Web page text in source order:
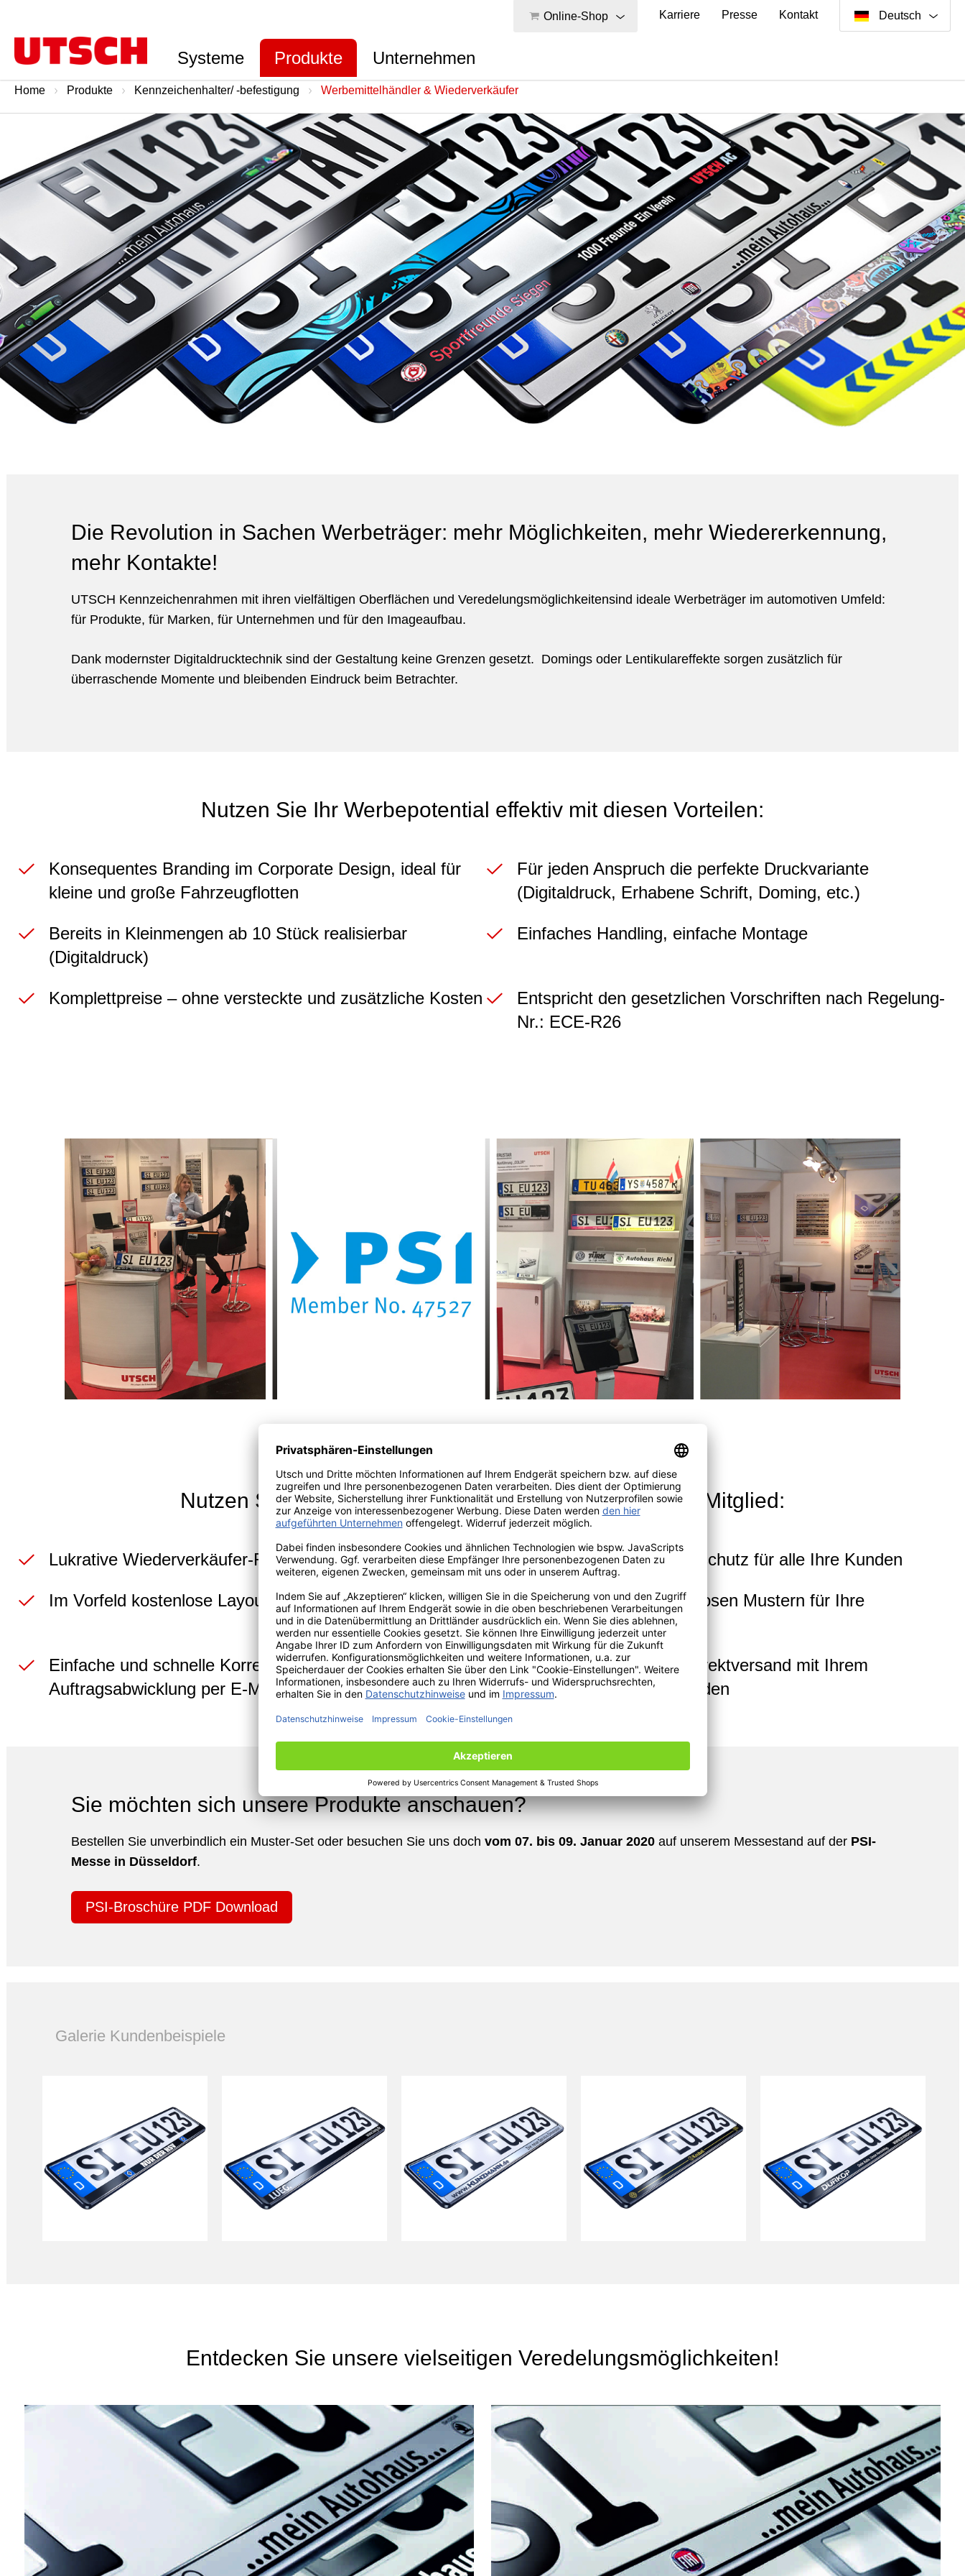
Online-Shop Karriere Presse Kontakt Deutsch
Systeme Produkte Unternehmen
Home Produkte Kennzeichenhalter/ -befestigung Werbemittelhändler & Wiederverkäufer
Die Revolution in Sachen Werbeträger: mehr Möglichkeiten, mehr Wiedererkennung,
mehr Kontakte!
UTSCH Kennzeichenrahmen mit ihren vielfältigen Oberflächen und Veredelungsmöglichkeitensind ideale Werbeträger im automotiven Umfeld:
für Produkte, für Marken, für Unternehmen und für den Imageaufbau.
Dank modernster Digitaldrucktechnik sind der Gestaltung keine Grenzen gesetzt. Domings oder Lentikulareffekte sorgen zusätzlich für
überraschende Momente und bleibenden Eindruck beim Betrachter.
Nutzen Sie Ihr Werbepotential effektiv mit diesen Vorteilen:
Konsequentes Branding im Corporate Design, ideal für
kleine und große Fahrzeugflotten
Für jeden Anspruch die perfekte Druckvariante
(Digitaldruck, Erhabene Schrift, Doming, etc.)
Bereits in Kleinmengen ab 10 Stück realisierbar
(Digitaldruck)
Einfaches Handling, einfache Montage
Komplettpreise – ohne versteckte und zusätzliche Kosten
Entspricht den gesetzlichen Vorschriften nach Regelung-
Nr.: ECE-R26
Nutzen Sie Ihre Vorteile als Wiederverkäufer oder PSI-Mitglied:
Lukrative Wiederverkäufer-Rabatte mit hoher Marge Grundsätzlicher Kundenschutz für alle Ihre Kunden
Im Vorfeld kostenlose Layoutvorschläge für Ihre Kunden
Bereitstellen von kostenlosen Mustern für Ihre
Vertriebsaktivitäten
Einfache und schnelle Korrektur- bzw.
Auftragsabwicklung per E-Mail
Auf Wunsch neutraler Direktversand mit Ihrem
Lieferschein an Ihre Kunden
Sie möchten sich unsere Produkte anschauen?
Bestellen Sie unverbindlich ein Muster-Set oder besuchen Sie uns doch vom 07. bis 09. Januar 2020auf unserem Messestand auf der PSI-
Messe in Düsseldorf.
PSI-Broschüre PDF Download
Galerie Kundenbeispiele
Entdecken Sie unsere vielseitigen Veredelungsmöglichkeiten!